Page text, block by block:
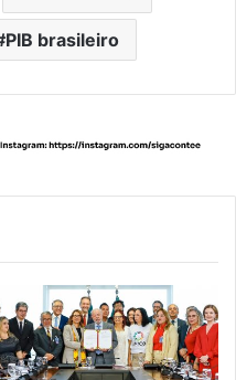
PIB brasileiro